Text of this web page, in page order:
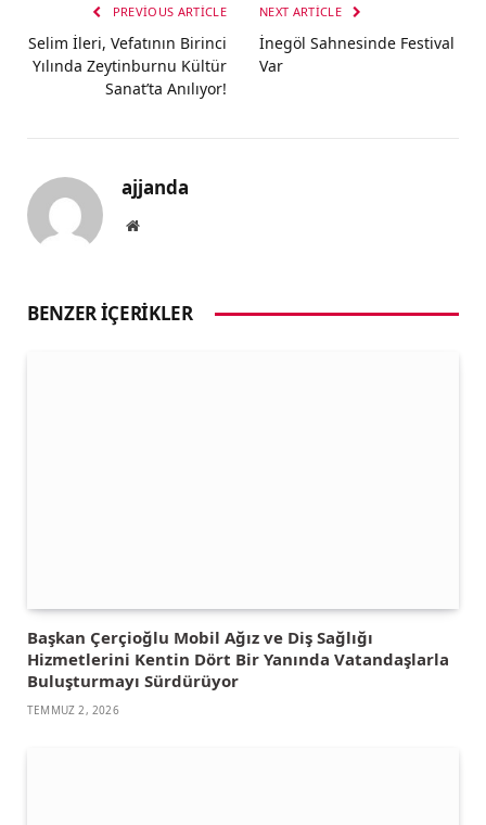
PREVIOUS ARTICLE
Selim İleri, Vefatının Birinci
Yılında Zeytinburnu Kültür
Sanat’ta Anılıyor!
NEXT ARTICLE
İnegöl Sahnesinde Festival
Var
ajjanda
Website
BENZER İÇERIKLER
Başkan Çerçioğlu Mobil Ağız ve Diş Sağlığı
Hizmetlerini Kentin Dört Bir Yanında Vatandaşlarla
Buluşturmayı Sürdürüyor
TEMMUZ 2, 2026